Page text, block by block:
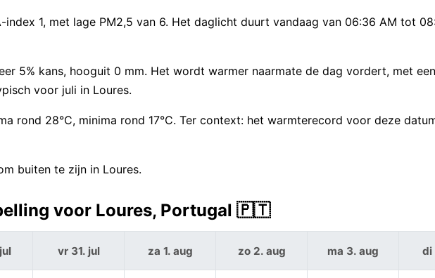
1, met lage PM2,5 van 6. Het daglicht duurt vandaag van 06:36 AM tot
5% kans, hooguit 0 mm. Het wordt warmer naarmate de dag vordert, met
voor juli in Loures.
rond 28°C, minima rond 17°C. Ter context: het warmterecord voor deze
buiten te zijn in Loures.
voor Loures, Portugal 🇵🇹
vr 31. jul za 1. aug zo 2. aug ma 3. aug di